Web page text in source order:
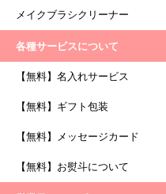
メイクブラシクリーナー
各種サービスについて
【無料】名入れサービス
【無料】ギフト包装
【無料】メッセージカード
【無料】お熨斗について